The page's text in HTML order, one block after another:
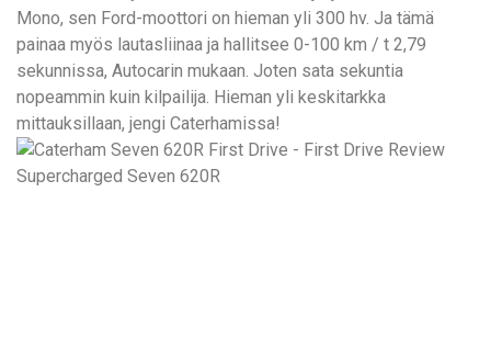
Mono, sen Ford-moottori on hieman yli 300 hv. Ja tämä
painaa myös lautasliinaa ja hallitsee 0-100 km / t 2,79
sekunnissa, Autocarin mukaan. Joten sata sekuntia
nopeammin kuin kilpailija. Hieman yli keskitarkka
mittauksillaan, jengi Caterhamissa!